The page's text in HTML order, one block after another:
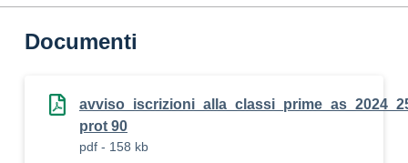
Documenti
prot 90
pdf - 158 kb